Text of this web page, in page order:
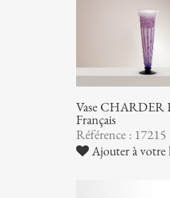
Vase CHARDER
Français
Référence : 17215
Ajouter à votre